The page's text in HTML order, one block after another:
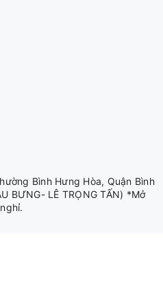
Bình Hưng Hòa, Quận Bình
BƯNG- LÊ TRỌNG TẤN) *Mở